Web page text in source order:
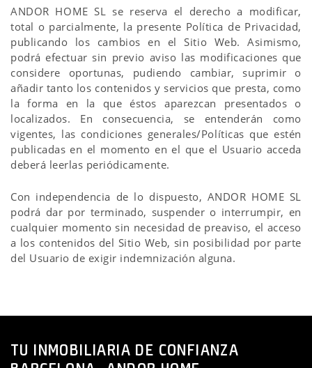
ANDOR HOME SL se reserva el derecho a modificar,
total o parcialmente, la presente Política de Privacidad,
publicando los cambios en el Sitio Web. Asimismo,
podrá efectuar sin previo aviso las modificaciones que
considere oportunas, pudiendo cambiar, suprimir o
añadir tanto los contenidos y servicios que presta, como
la forma en la que éstos aparezcan presentados o
localizados. En consecuencia, se entenderán como
vigentes, las condiciones generales/Políticas que estén
publicadas en el momento en el que el Usuario acceda
deberá leerlas periódicamente.
Con independencia de lo dispuesto, ANDOR HOME SL
podrá dar por terminado, suspender o interrumpir, en
cualquier momento sin necesidad de preaviso, el acceso
a los contenidos del Sitio Web, sin posibilidad por parte
del Usuario de exigir indemnización alguna.
TU INMOBILIARIA DE CONFIANZA